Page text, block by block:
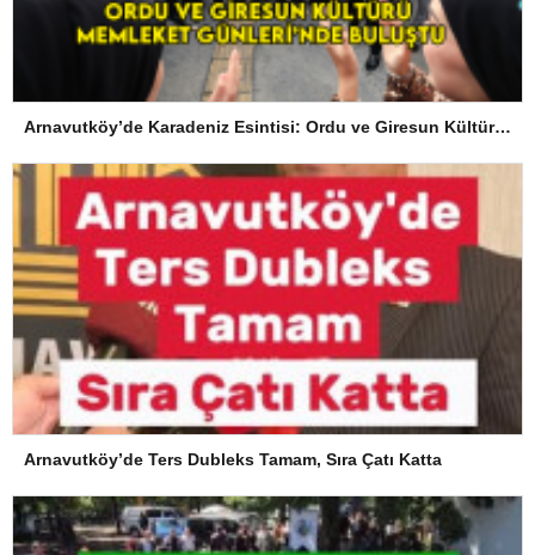
Arnavutköy’de Karadeniz Esintisi: Ordu ve Giresun Kültürü Memleket Günleri’nde Buluştu
Arnavutköy’de Ters Dubleks Tamam, Sıra Çatı Katta